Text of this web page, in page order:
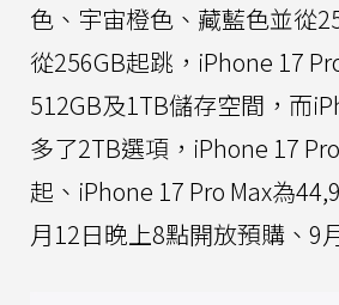
色、宇宙橙色、藏藍色並從
從256GB起跳，iPhone 17
512GB及1TB儲存空間，而
多了2TB選項，iPhone 17
起、iPhone 17 Pro Max為
月12日晚上8點開放預購、9